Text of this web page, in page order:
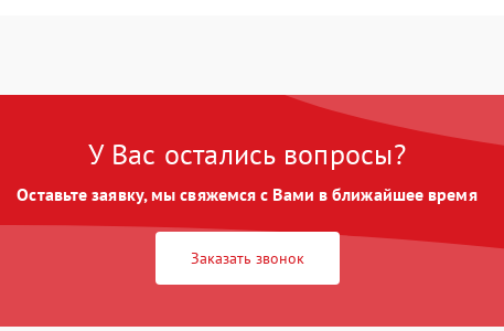
короткого замыкания
Повреждение системы защиты от
перегрева
60 мин
Неисправность системы защиты от
1 год
У Вас остались вопросы?
Оставьте заявку, мы свяжемся с Вами в ближайшее время
Заказать звонок